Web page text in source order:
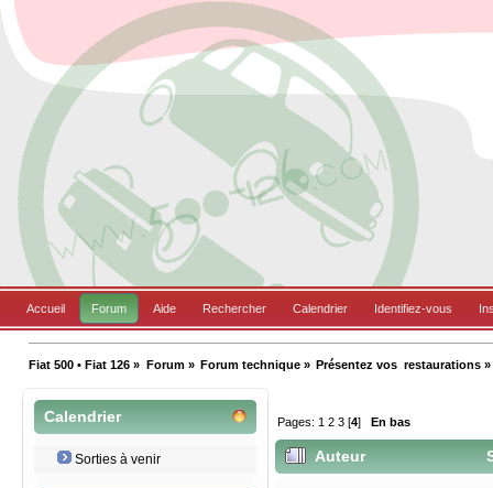
Accueil Forum Aide Rechercher Calendrier Identifiez-vous
Fiat 500 • Fiat 126 » Forum» Forum technique» Présentez vos  restaurations »
Calendrier
Sorties à venir
Pages: 1 2 3 [4] En bas
Auteur